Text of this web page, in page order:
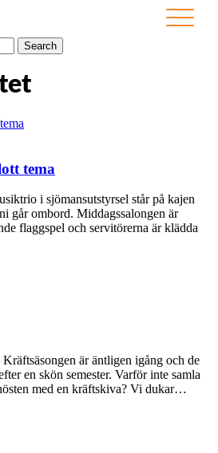
tema
i sjömansutstyrsel står på kajen
går ombord. Middagssalongen är
flaggspel och servitörerna är klädda
är äntligen igång och de
en skön semester. Varför inte samla
med en kräftskiva? Vi dukar…